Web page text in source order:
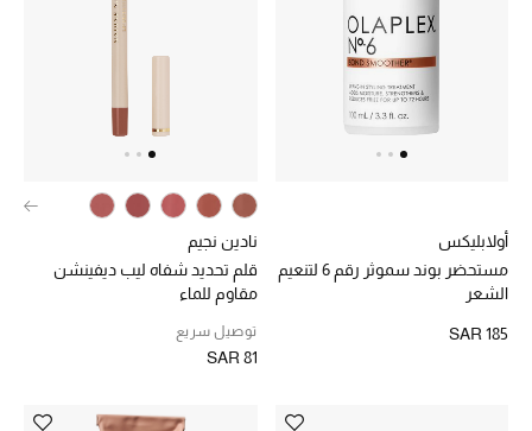
الأكثر مبيعاً
العطور
أولابليكس
مستحضر بوند سموثر رقم 6 لتنعيم
الشعر
SAR 185
نادين نجيم
قلم تحديد شفاه ليب ديفينشن
مقاوم للماء
توصيل سريع
SAR 81